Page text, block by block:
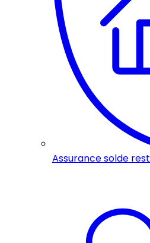
Assurance solde